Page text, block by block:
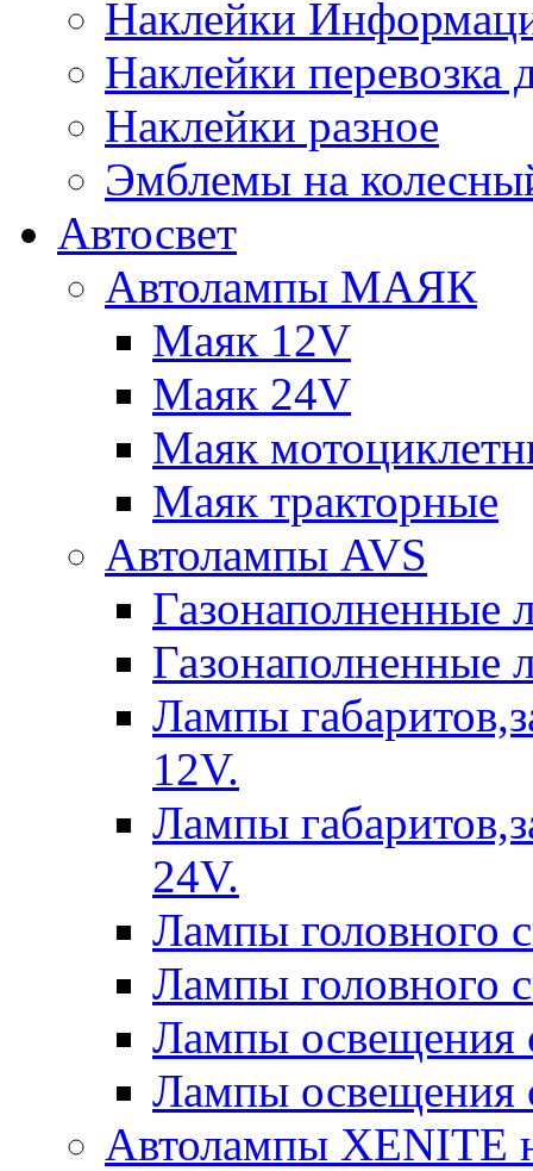
Наклейки
Наклейки перевозка
Наклейки разное
Эмблемы на
Автосвет
Автолампы МАЯК
Маяк 12V
Маяк 24V
Маяк
Маяк тракторные
Автолампы AVS
Газонаполненные
Газонаполненные
Лампы
12V.
Лампы
24V.
Лампы головного
Лампы головного
Лампы освещения
Лампы освещения
Автолампы XENITE